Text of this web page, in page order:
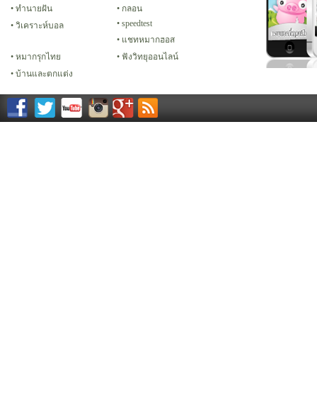
ทํานายฝัน
กลอน
วิเคราะห์บอล
speedtest
แชทหมากฮอส
หมากรุกไทย
ฟังวิทยุออนไลน์
บ้านและตกแต่ง